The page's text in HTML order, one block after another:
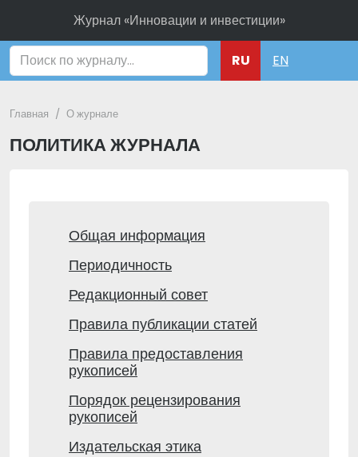
Журнал «Инновации и инвестиции»
RU EN
Главная О журнале
ПОЛИТИКА ЖУРНАЛА
Общая информация
Периодичность
Редакционный совет
Правила публикации статей
Правила предоставления
рукописей
Порядок рецензирования
рукописей
Издательская этика